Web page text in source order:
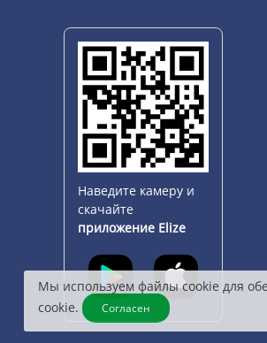
Наведите камеру и
скачайте
приложение Elize
Мы используем файлы cookie для
cookie.
Согласен